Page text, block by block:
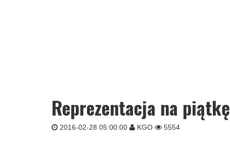
Reprezentacja na piątkę
2016-02-28 05:00:00 KGO 5554